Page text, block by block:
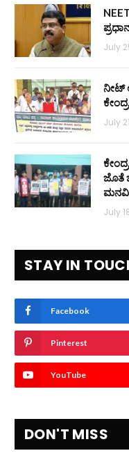
July
ನೀಟ್
July
ಜೊತೆ
ಮನವಿ:
July
STAY IN
Facebook
Pinterest
YouTube
DON'T MISS